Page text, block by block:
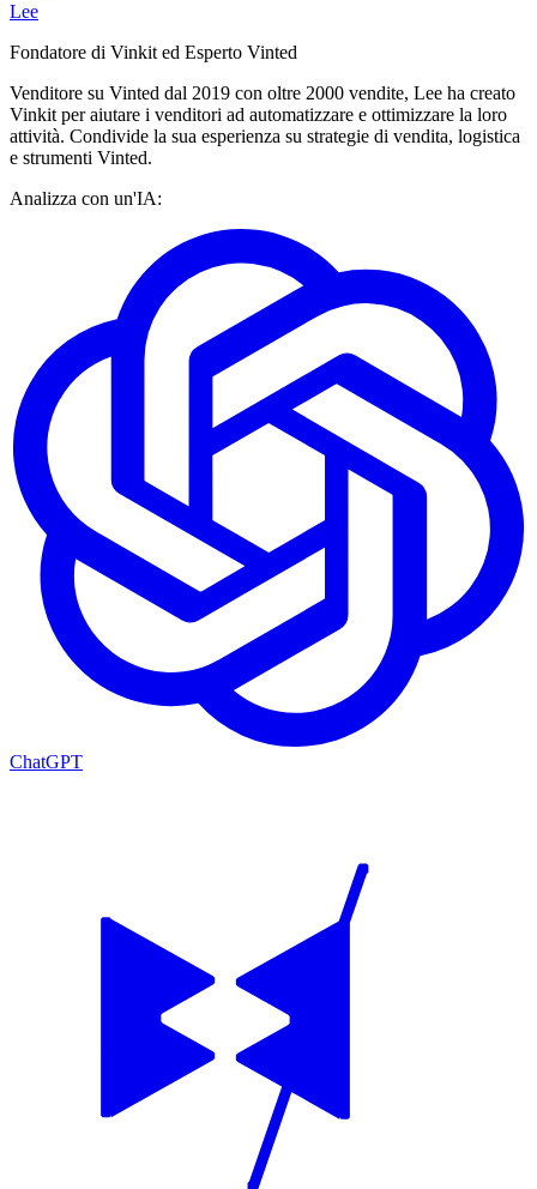
Lee
Fondatore di Vinkit ed Esperto Vinted
Venditore su Vinted dal 2019 con oltre 2000 vendite, Lee ha creato
Vinkit per aiutare i venditori ad automatizzare e ottimizzare la loro
attività. Condivide la sua esperienza su strategie di vendita, logistica
e strumenti Vinted.
Analizza con un'IA:
ChatGPT